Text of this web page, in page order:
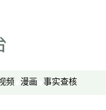
频 漫画 事实查核观点